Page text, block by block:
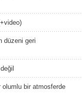
düzeni geri
bir atmosferde